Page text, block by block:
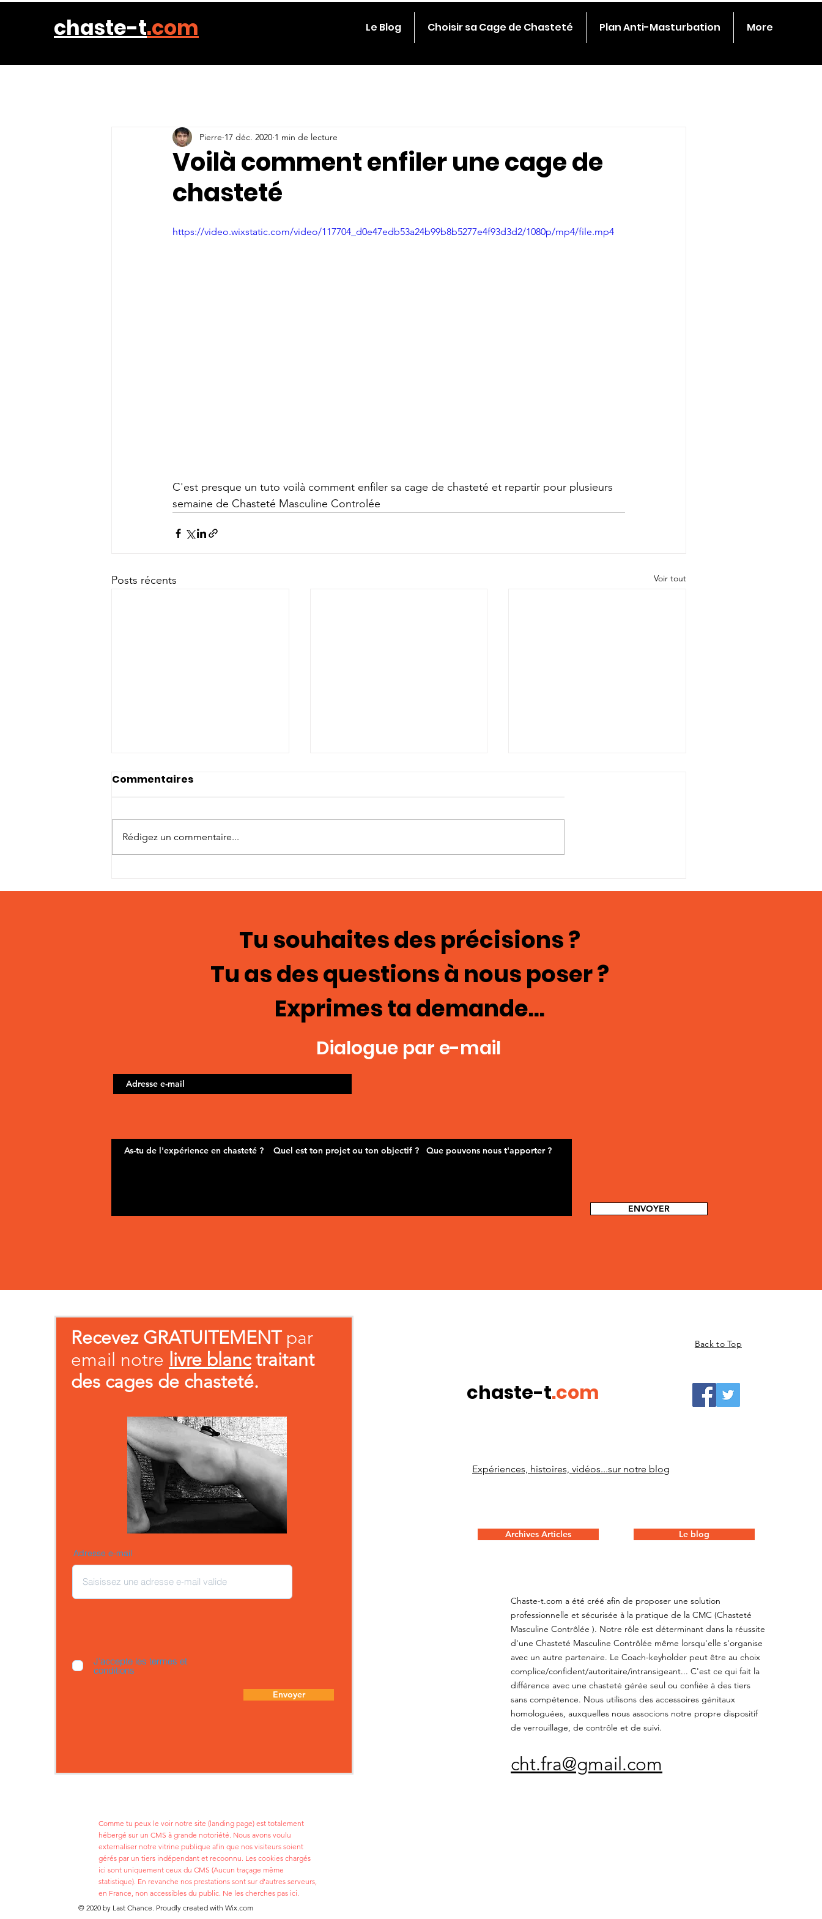
chaste-t.com Le Blog Choisir sa Cage de Chasteté Plan Anti-Masturbation More
Voilà comment enfiler une cage de
chasteté
Pierre 17 déc. 2020 1 min de lecture
https://video.wixstatic.com/video/117704_d0e47edb53a24b99b8b5277e4f93d3d2/1080p/mp4/file.mp4
C'est presque un tuto voilà comment enfiler sa cage de chasteté et repartir pour plusieurs
semaine de Chasteté Masculine Controlée
Posts récents Voir tout
images; chasteté
Cage de chasteté 129
images; chasteté
Commentaires
Rédigez un commentaire...
Tu souhaites des précisions ?
Tu as des questions à nous poser ?
Exprimes ta demande...
Dialogue par e-mail
ENVOYER
Recevez GRATUITEMENTpar
email notre livre blanctraitant
des cages de chasteté.
Adresse e-mail
J’accepte les termes et
conditions
Envoyer
Comme tu peux le voir notre site (landing page) est totalement
hébergé sur un CMS à grande notoriété. Nous avons voulu
externaliser notre vitrine publique afin que nos visiteurs soient
gérés par un tiers indépendant et recoonnu. Les cookies chargés
ici sont uniquement ceux du CMS (Aucun traçage même
statistique). En revanche nos prestations sont sur d'autres serveurs,
en France, non accessibles du public. Ne les cherches pas ici.
© 2020 by Last Chance. Proudly created with Wix.com
Back to Top
chaste-t.com
Expériences, histoires, vidéos...sur notre blog
Archives Articles Le blog
Chaste-t.com a été créé afin de proposer une solution
professionnelle et sécurisée à la pratique de la CMC (Chasteté
Masculine Contrôlée ). Notre rôle est déterminant dans la réussite
d'une Chasteté Masculine Contrôlée même lorsqu'elle s'organise
avec un autre partenaire. Le Coach-keyholder peut être au choix
complice/confident/autoritaire/intransigeant... C'est ce qui fait la
différence avec une chasteté gérée seul ou confiée à des tiers
sans compétence. Nous utilisons des accessoires génitaux
homologuées, auxquelles nous associons notre propre dispositif
de verrouillage, de contrôle et de suivi.
cht.fra@gmail.com